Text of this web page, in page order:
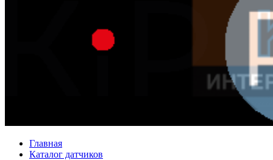
Главная
Каталог датчиков